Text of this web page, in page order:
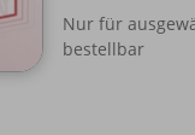
Nur für
bestellbar